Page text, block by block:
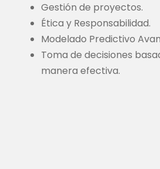
Gestión de proyectos.
Ética y Responsabilidad.
Modelado Predictivo
Toma de decisiones
manera efectiva.